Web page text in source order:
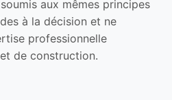
aux mêmes principes
à la décision et ne
professionnelle
de construction.